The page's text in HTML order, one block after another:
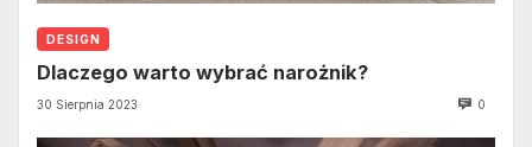
DESIGN
Dlaczego warto wybrać narożnik?
30 Sierpnia 2023 0